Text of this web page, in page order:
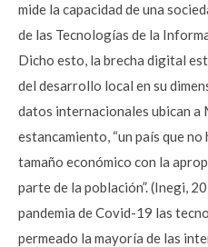
mide la capacidad de una
de las Tecnologías de la
Dicho esto, la brecha digital
del desarrollo local en su
datos internacionales ubican a
estancamiento, “un país que
tamaño económico con la
parte de la población”. (Inegi,
pandemia de Covid-19 las
permeado la mayoría de las